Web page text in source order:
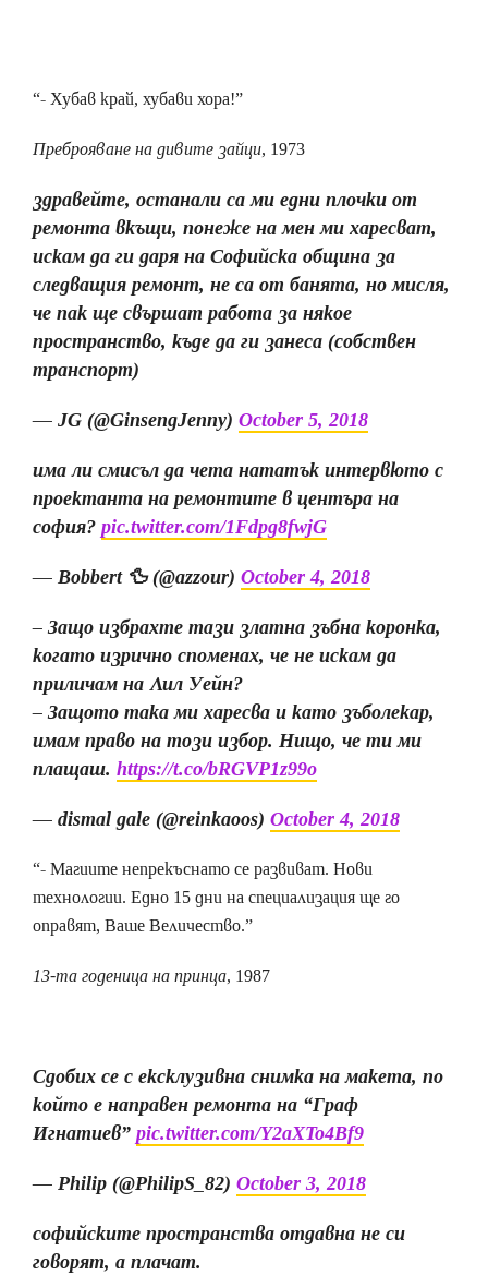
“- Хубав край, хубави хора!”
Преброяване на дивите зайци, 1973
здравейте, останали са ми едни плочки от
ремонта вкъщи, понеже на мен ми харесват,
искам да ги даря на Софийска община за
следващия ремонт, не са от банята, но мисля,
че пак ще свършат работа за някое
пространство, къде да ги занеса (собствен
транспорт)
— JG (@GinsengJenny) October 5, 2018
има ли смисъл да чета нататък интервюто с
проектанта на ремонтите в центъра на
софия? pic.twitter.com/1Fdpg8fwjG
— Bobbert 🦆 (@azzour) October 4, 2018
– Защо избрахте тази златна зъбна коронка,
когато изрично споменах, че не искам да
приличам на Лил Уейн?
– Защото така ми харесва и като зъболекар,
имам право на този избор. Нищо, че ти ми
плащаш. https://t.co/bRGVP1z99o
— dismal gale (@reinkaoos) October 4, 2018
“- Магиите непрекъснато се развиват. Нови
технологии. Едно 15 дни на специализация ще го
оправят, Ваше Величество.”
13-та годеница на принца, 1987
Сдобих се с ексклузивна снимка на макета, по
който е направен ремонта на “Граф
Игнатиев” pic.twitter.com/Y2aXTo4Bf9
— Philip (@PhilipS_82) October 3, 2018
софийските пространства отдавна не си
говорят, а плачат.